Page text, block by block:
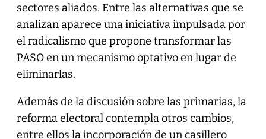
sectores aliados. Entre las alternativas que se
analizan aparece una iniciativa impulsada por
el radicalismo que propone transformar las
PASO en un mecanismo optativo en lugar de
eliminarlas.
Además de la discusión sobre las primarias, la
reforma electoral contempla otros cambios,
entre ellos la incorporación de un casillero